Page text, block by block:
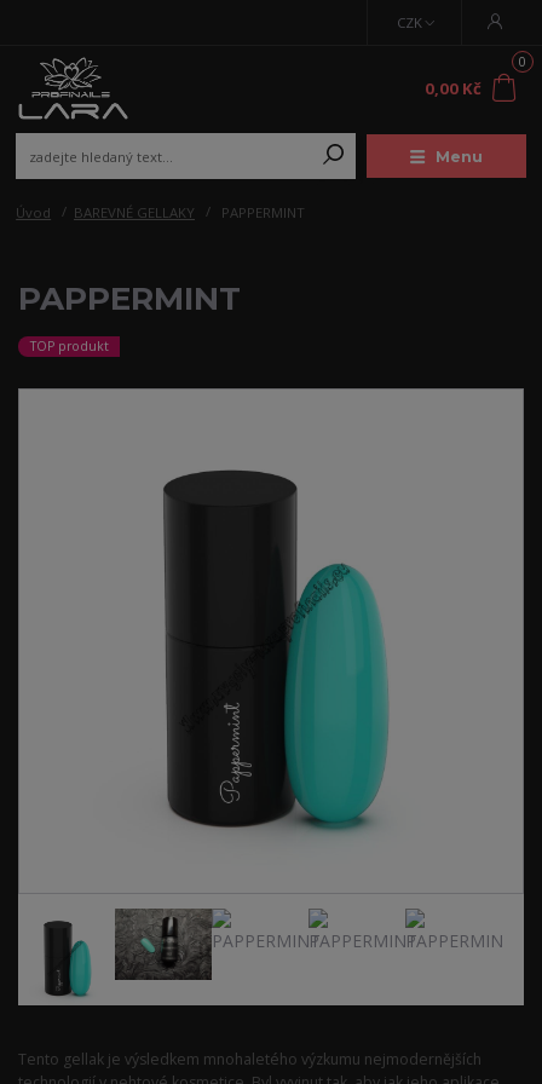
Menu
CZK
0
0,00 Kč
Úvod BAREVNÉ GELLAKY PAPPERMINT
PAPPERMINT
TOP produkt
Tento gellak je výsledkem mnohaletého výzkumu nejmodernějších